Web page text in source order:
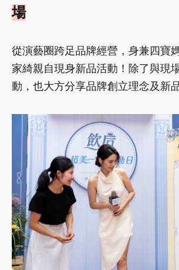
場
從演藝圈跨足品牌經營，身兼四寶
家綺親自現身新品活動！除了與現
動，也大方分享品牌創立理念及新